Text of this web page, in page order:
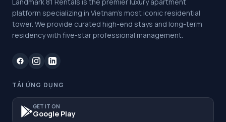
platform specializing in Vietnam's most iconic residential
tower. We provide curated high-end stays and long-term
residency with five-star professional management.
TẢI ỨNG DỤNG
GET IT ON
Google Play